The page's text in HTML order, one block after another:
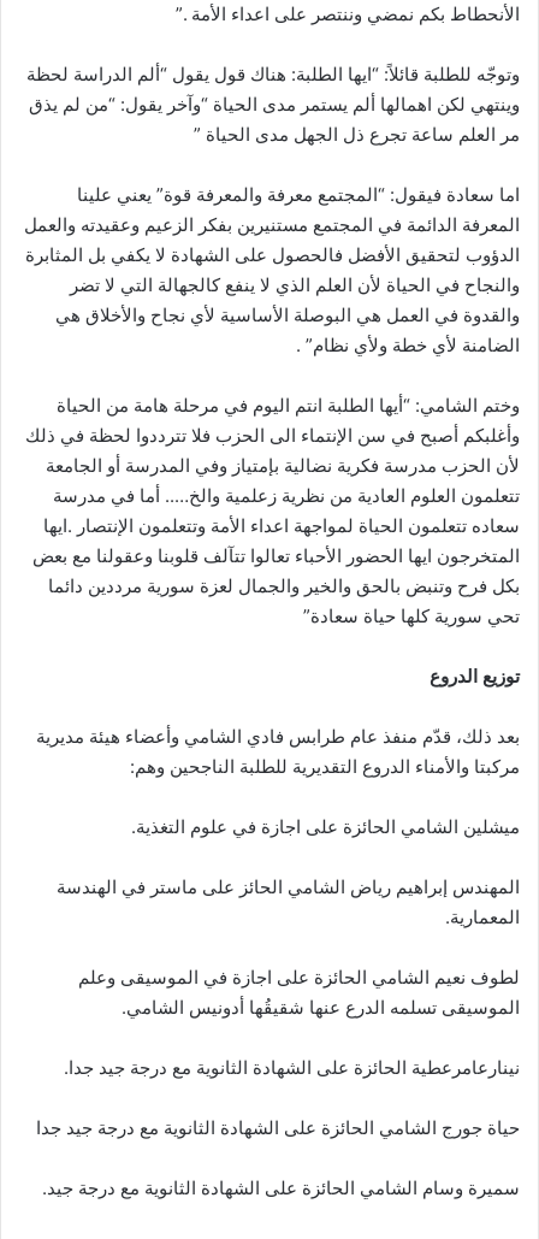
الأنحطاط بكم نمضي وننتصر على اعداء الأمة .”
وتوجّه للطلبة قائلاً: “ايها الطلبة: هناك قول يقول “ألم الدراسة لحظة
وينتهي لكن اهمالها ألم يستمر مدى الحياة “وآخر يقول: “من لم يذق
مر العلم ساعة تجرع ذل الجهل مدى الحياة ”
اما سعادة فيقول: “المجتمع معرفة والمعرفة قوة” يعني علينا
المعرفة الدائمة في المجتمع مستنيرين بفكر الزعيم وعقيدته والعمل
الدؤوب لتحقيق الأفضل فالحصول على الشهادة لا يكفي بل المثابرة
والنجاح في الحياة لأن العلم الذي لا ينفع كالجهالة التي لا تضر
والقدوة في العمل هي البوصلة الأساسية لأي نجاح والأخلاق هي
الضامنة لأي خطة ولأي نظام” .
وختم الشامي: “أيها الطلبة انتم اليوم في مرحلة هامة من الحياة
وأغلبكم أصبح في سن الإنتماء الى الحزب فلا تترددوا لحظة في ذلك
لأن الحزب مدرسة فكرية نضالية بإمتياز وفي المدرسة أو الجامعة
تتعلمون العلوم العادية من نظرية زعلمية والخ….. أما في مدرسة
سعاده تتعلمون الحياة لمواجهة اعداء الأمة وتتعلمون الإنتصار .ايها
المتخرجون ايها الحضور الأحباء تعالوا تتآلف قلوبنا وعقولنا مع بعض
بكل فرح وتنبض بالحق والخير والجمال لعزة سورية مرددين دائما
تحي سورية كلها حياة سعادة”
توزيع الدروع
بعد ذلك، قدّم منفذ عام طرابس فادي الشامي وأعضاء هيئة مديرية
مركبتا والأمناء الدروع التقديرية للطلبة الناجحين وهم:
ميشلين الشامي الحائزة على اجازة في علوم التغذية.
المهندس إبراهيم رياض الشامي الحائز على ماستر في الهندسة
المعمارية.
لطوف نعيم الشامي الحائزة على اجازة في الموسيقى وعلم
الموسيقى تسلمه الدرع عنها شقيقُها أدونيس الشامي.
نينارعامرعطية الحائزة على الشهادة الثانوية مع درجة جيد جدا.
حياة جورج الشامي الحائزة على الشهادة الثانوية مع درجة جيد جدا
سميرة وسام الشامي الحائزة على الشهادة الثانوية مع درجة جيد.